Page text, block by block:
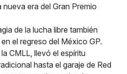
nueva era del Gran Premio
de la lucha libre también
el regreso del México GP.
CMLL, llevó el espíritu
hasta el garaje de Red